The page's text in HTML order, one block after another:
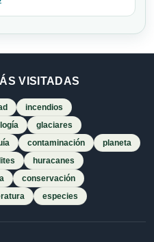
VISITADAS
incendios
glaciares
contaminación
planeta
huracanes
conservación
especies